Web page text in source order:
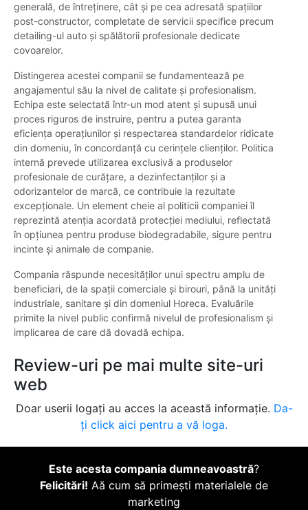
generală, de întreținere, cât și pe cea adresată spațiilor
post-constructor, completate de servicii specifice precum
detailing-ul auto și spălătorii profesionale dedicate
covoarelor.
Distingerea acestei companii se fundamentează pe
angajamentul său la nivel de calitate și profesionalism.
Echipa este selectată într-un mod atent și supusă unui
proces riguros de instruire, pentru a putea garanta
eficiența operațiunilor și respectarea standardelor ridicate
din domeniu, în concordanță cu cerințele clienților. Politica
internă prevede utilizarea exclusivă a produselor
profesionale de curățare, a dezinfectanților și a
odorizantelor de marcă, ce contribuie la rezultate
excepționale. Un element cheie al politicii companiei îl
reprezintă atenția acordată protecției mediului, reflectată
în opțiunea pentru produse biodegradabile, sigure pentru
incinte și animale de companie.
Compania răspunde necesităților unui spectru amplu de
beneficiari, de la spații comerciale și birouri, până la unități
industriale, sanitare și din domeniul Horeca. Evaluările
primite la nivel public confirmă nivelul de profesionalism și
implicarea de care dă dovadă echipa.
Review-uri pe mai multe site-uri
web
Doar userii logați au acces la această informație. Da-
ți click aici pentru a vă loga.
Este acesta compania dumneavoastră?
Felicitări! Aă cum să primești materialele de
marketing